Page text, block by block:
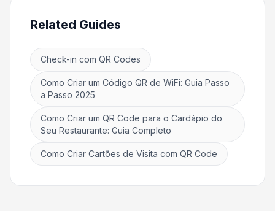
Related Guides
Check-in com QR Codes
Como Criar um Código QR de WiFi: Guia Passo
a Passo 2025
Como Criar um QR Code para o Cardápio do
Seu Restaurante: Guia Completo
Como Criar Cartões de Visita com QR Code